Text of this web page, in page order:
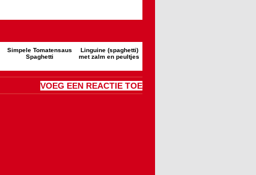
Simpele Tomatensaus
Spaghetti
Linguine (spaghetti)
met zalm en peultjes
VOEG EEN REACTIE TOE